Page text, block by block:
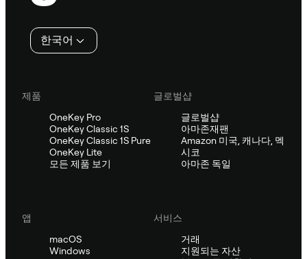
한국어
제품
OneKey Pro
OneKey Classic 1S
OneKey Classic 1S Pure
OneKey Lite
모든 제품 보기
글로벌샵
글로벌샵
아마존재팬
Amazon 미국, 캐나다, 멕
시코
아마존 독일
앱
macOS
Windows
서비스
거래
지원되는 자산